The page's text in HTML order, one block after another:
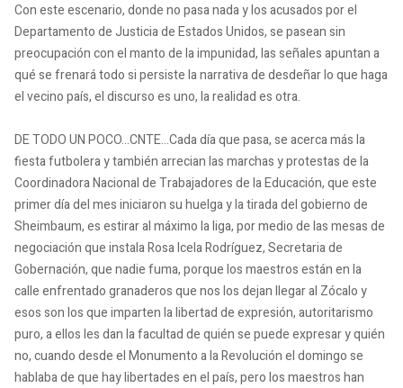
Con este escenario, donde no pasa nada y los acusados por el
Departamento de Justicia de Estados Unidos, se pasean sin
preocupación con el manto de la impunidad, las señales apuntan a
qué se frenará todo si persiste la narrativa de desdeñar lo que haga
el vecino país, el discurso es uno, la realidad es otra.
DE TODO UN POCO...CNTE...Cada día que pasa, se acerca más la
fiesta futbolera y también arrecian las marchas y protestas de la
Coordinadora Nacional de Trabajadores de la Educación, que este
primer día del mes iniciaron su huelga y la tirada del gobierno de
Sheimbaum, es estirar al máximo la liga, por medio de las mesas de
negociación que instala Rosa Icela Rodríguez, Secretaria de
Gobernación, que nadie fuma, porque los maestros están en la
calle enfrentado granaderos que nos los dejan llegar al Zócalo y
esos son los que imparten la libertad de expresión, autoritarismo
puro, a ellos les dan la facultad de quién se puede expresar y quién
no, cuando desde el Monumento a la Revolución el domingo se
hablaba de que hay libertades en el país, pero los maestros han